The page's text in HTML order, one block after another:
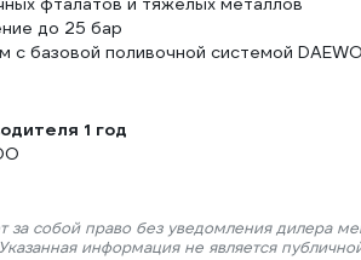
до 25 бар
с базовой поливочной системой
1 год
за собой право без уведомления дилера
информация не является